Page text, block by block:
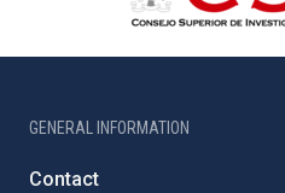
GENERAL INFORMATION
Contact